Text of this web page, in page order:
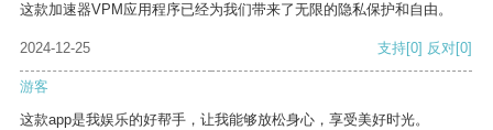
这款加速器VPM应用程序已经为我们带来了无限的隐私保护和自由。
2024-12-25 支持[0] 反对[0]
游客
这款app是我娱乐的好帮手，让我能够放松身心，享受美好时光。